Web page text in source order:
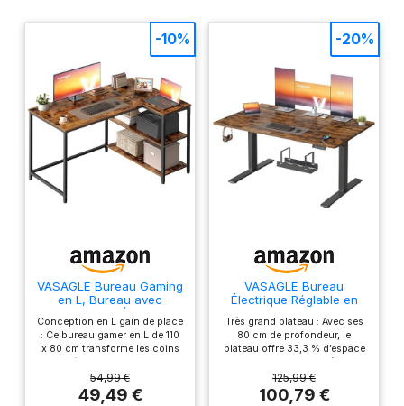
VASAGLE Bureau Gaming
en L, Bureau avec
Rangement, Étagères
Réversibles à Hauteur
Réglable, pour Domicile,
110 x 80 cm, Marron
Conception en L gain de place
: Ce bureau gamer en L de 110
x 80 cm transforme les coins
inutilisés en espace de travail
fonctionnel, idéal pour les
petits appartements, les
chambres, les salons et les
54,99 €
49,49 €
-10%
VASAGLE Bureau
Électrique Réglable en
avec Port USB-C,
Support pour Multiprise,
Rappel de Sédentarité,
Hauteurs, Télétravail,
Marron Rustique
Très grand plateau : Avec ses
80 cm de profondeur, le
plateau offre 33,3 % d’espace
en plus par rapport à un
bureau assis-debout
classique – parfait pour
plusieurs écrans. Vous pouvez
125,99 €
100,79 €
-20%